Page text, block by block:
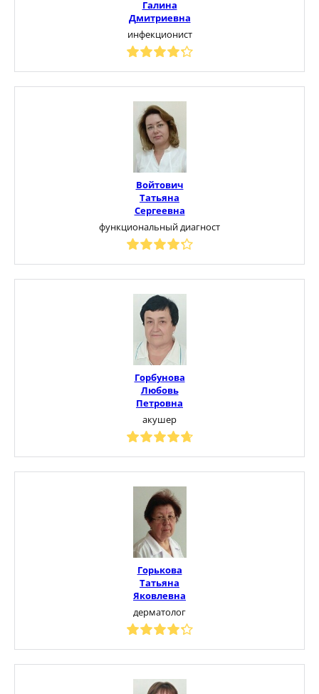
Галина
Дмитриевна
инфекционист
Войтович
Татьяна
Сергеевна
функциональный диагност
Горбунова
Любовь
Петровна
акушер
Горькова
Татьяна
Яковлевна
дерматолог